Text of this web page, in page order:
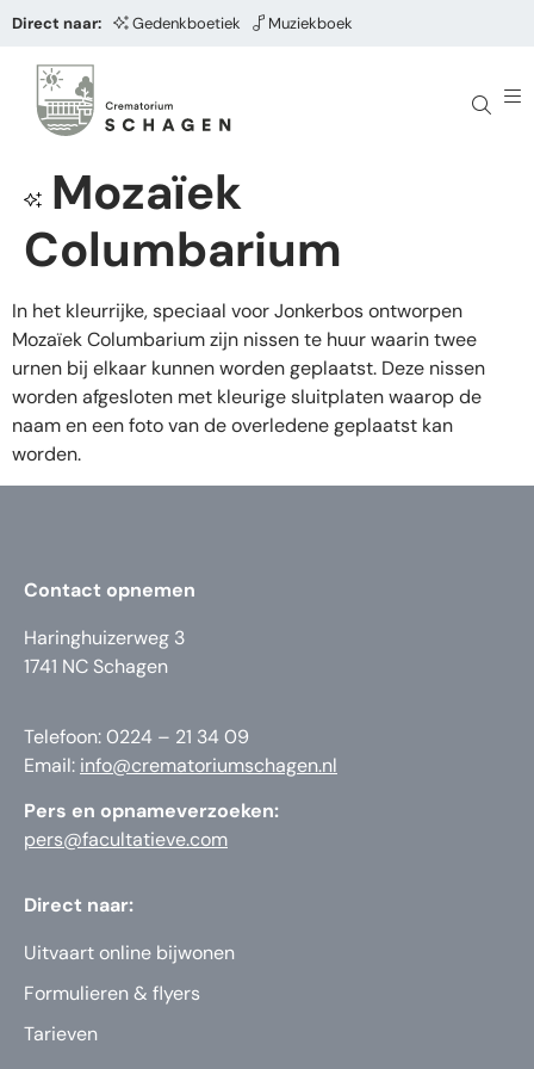
Direct naar: Gedenkboetiek Muziekboek
Mozaïek
Columbarium
In het kleurrijke, speciaal voor Jonkerbos ontworpen
Mozaïek Columbarium zijn nissen te huur waarin twee
urnen bij elkaar kunnen worden geplaatst. Deze nissen
worden afgesloten met kleurige sluitplaten waarop de
naam en een foto van de overledene geplaatst kan
worden.
Contact opnemen
Haringhuizerweg 3
1741 NC Schagen
Telefoon: 0224 – 21 34 09
Email: info@crematoriumschagen.nl
Pers en opnameverzoeken:
pers@facultatieve.com
Direct naar:
Uitvaart online bijwonen
Formulieren & flyers
Tarieven